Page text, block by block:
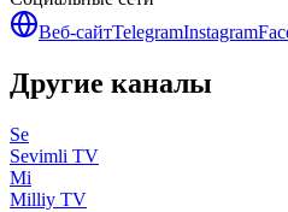
Веб-сайтTelegramInstagram
Другие каналы
Se
Sevimli TV
Mi
Milliy TV